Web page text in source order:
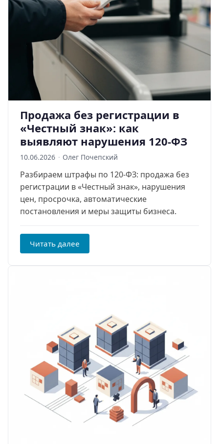
Продажа без регистрации в
«Честный знак»: как
выявляют нарушения 120-ФЗ
10.06.2026 · Олег Почепский
Разбираем штрафы по 120-ФЗ: продажа без
регистрации в «Честный знак», нарушения
цен, просрочка, автоматические
постановления и меры защиты бизнеса.
Читать далее